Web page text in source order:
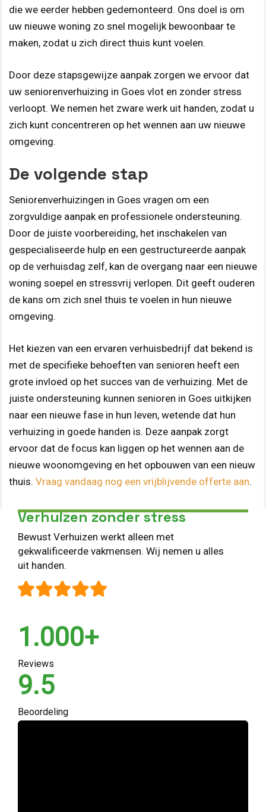
die we eerder hebben gedemonteerd. Ons doel is om
uw nieuwe woning zo snel mogelijk bewoonbaar te
maken, zodat u zich direct thuis kunt voelen.
Door deze stapsgewijze aanpak zorgen we ervoor dat
uw seniorenverhuizing in Goes vlot en zonder stress
verloopt. We nemen het zware werk uit handen, zodat u
zich kunt concentreren op het wennen aan uw nieuwe
omgeving.
De volgende stap
Seniorenverhuizingen in Goes vragen om een
zorgvuldige aanpak en professionele ondersteuning.
Door de juiste voorbereiding, het inschakelen van
gespecialiseerde hulp en een gestructureerde aanpak
op de verhuisdag zelf, kan de overgang naar een nieuwe
woning soepel en stressvrij verlopen. Dit geeft ouderen
de kans om zich snel thuis te voelen in hun nieuwe
omgeving.
Het kiezen van een ervaren verhuisbedrijf dat bekend is
met de specifieke behoeften van senioren heeft een
grote invloed op het succes van de verhuizing. Met de
juiste ondersteuning kunnen senioren in Goes uitkijken
naar een nieuwe fase in hun leven, wetende dat hun
verhuizing in goede handen is. Deze aanpak zorgt
ervoor dat de focus kan liggen op het wennen aan de
nieuwe woonomgeving en het opbouwen van een nieuw
thuis. Vraag vandaag nog een vrijblijvende offerte aan.
Verhuizen zonder stress
Bewust Verhuizen werkt alleen met
gekwalificeerde vakmensen. Wij nemen u alles
uit handen.
1.000+
Reviews
9.5
Beoordeling